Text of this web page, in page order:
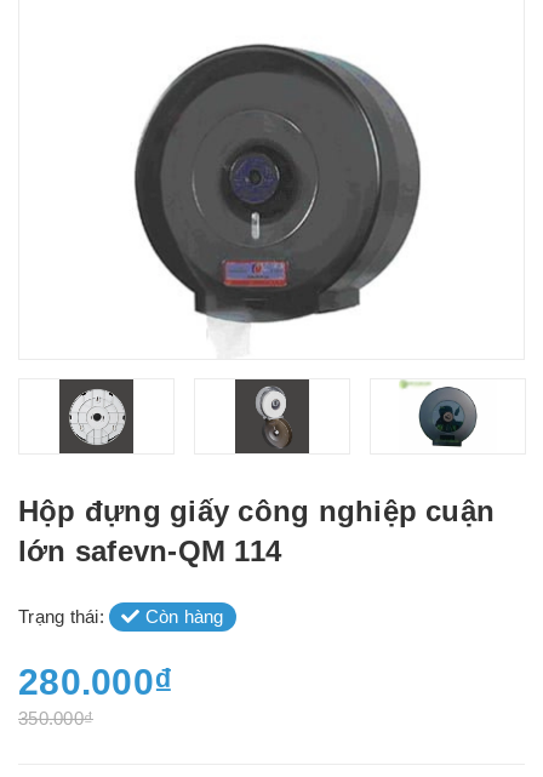
Hộp đựng giấy công nghiệp cuận
lớn safevn-QM 114
Trạng thái: Còn hàng
280.000₫
350.000₫